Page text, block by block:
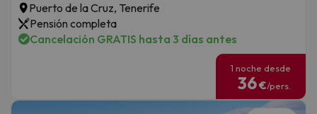
Puerto de la Cruz, Tenerife
Pensión completa
Cancelación GRATIS hasta 3 días antes
1 noche desde
36€/pers.